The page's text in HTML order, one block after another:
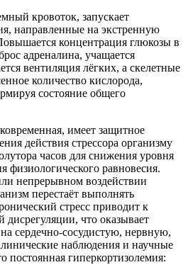
кровоток, запускает
направленные на экстренную
концентрация глюкозы в
адреналина, учащается
вентиляция лёгких, а скелетные
количество кислорода,
состояние общего
имеет защитное
действия стрессора организму
часов для снижения уровня
физиологического равновесия.
непрерывном воздействии
перестаёт выполнять
стресс приводит к
дисрегуляции, что оказывает
сердечно-сосудистую, нервную,
наблюдения и научные
постоянная гиперкортизолемия: